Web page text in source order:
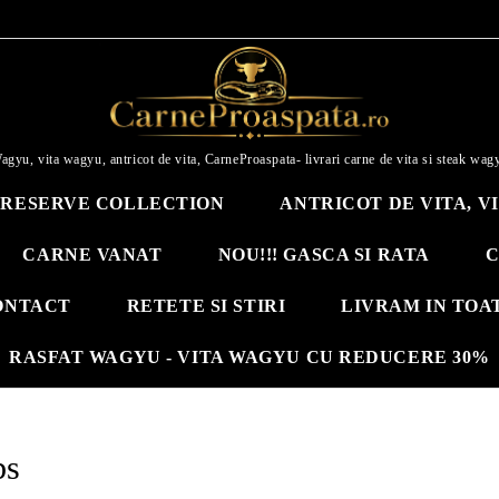
vita wagyu, antricot de vita, CarneProaspata- livrari carne de vita si steak
COLLECTION ANTRICOT DE VITA,
CARNE VANAT NOU!!! GASCA SI RATA
RETETE SI STIRI LIVRAM IN
RASFAT WAGYU - VITA WAGYU CU REDUCERE 30%